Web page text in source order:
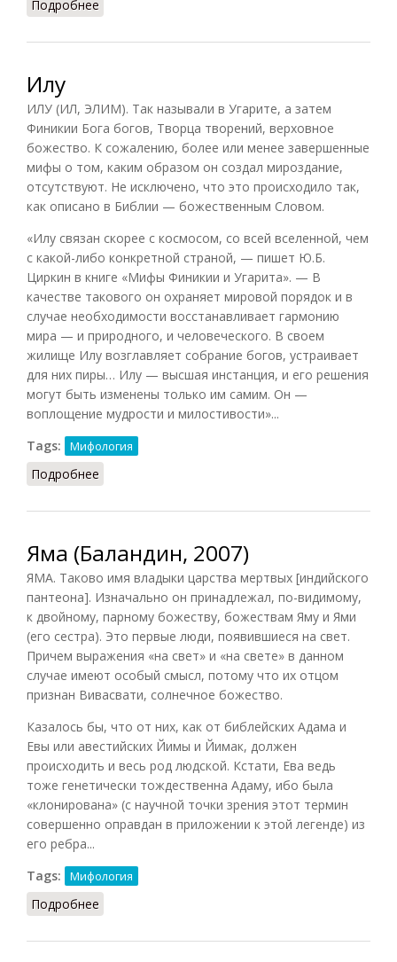
Подробнее
Илу
ИЛУ (ИЛ, ЭЛИМ). Так называли в Угарите, а затем
Финикии Бога богов, Творца творений, верховное
божество. К сожалению, более или менее завершенные
мифы о том, каким образом он создал мироздание,
отсутствуют. Не исключено, что это происходило так,
как описано в Библии — божественным Словом.
«Илу связан скорее с космосом, со всей вселенной, чем
с какой-либо конкретной страной, — пишет Ю.Б.
Циркин в книге «Мифы Финикии и Угарита». — В
качестве такового он охраняет мировой порядок и в
случае необходимости восстанавливает гармонию
мира — и природного, и человеческого. В своем
жилище Илу возглавляет собрание богов, устраивает
для них пиры… Илу — высшая инстанция, и его решения
могут быть изменены только им самим. Он —
воплощение мудрости и милостивости»...
Tags:
Мифология
Подробнее
Яма (Баландин, 2007)
ЯМА. Таково имя владыки царства мертвых [индийского
пантеона]. Изначально он принадлежал, по-видимому,
к двойному, парному божеству, божествам Яму и Ями
(его сестра). Это первые люди, появившиеся на свет.
Причем выражения «на свет» и «на свете» в данном
случае имеют особый смысл, потому что их отцом
признан Вивасвати, солнечное божество.
Казалось бы, что от них, как от библейских Адама и
Евы или авестийских Йимы и Йимак, должен
происходить и весь род людской. Кстати, Ева ведь
тоже генетически тождественна Адаму, ибо была
«клонирована» (с научной точки зрения этот термин
совершенно оправдан в приложении к этой легенде) из
его ребра...
Tags:
Мифология
Подробнее